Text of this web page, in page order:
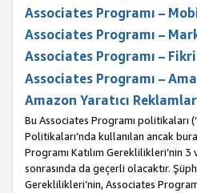
Associates Programı –
Associates Programı –
Associates Programı –
Associates Programı –
Amazon Yaratıcı
Bu Associates Programı politikaları
Politikaları’nda kullanılan ancak
Programı Katılım Gereklilikleri’nin
sonrasında da geçerli olacaktır.
Gereklilikleri’nin, Associates